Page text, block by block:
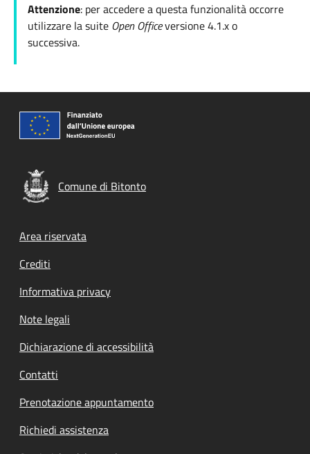
Attenzione: per accedere a questa funzionalità occorre
utilizzare la suite Open Officeversione4.1.x o
successiva.
Comune di Bitonto
Footer menu
Area riservata
Crediti
Informativa privacy
Note legali
Dichiarazione di accessibilità
Contatti
Prenotazione appuntamento
Richiedi assistenza